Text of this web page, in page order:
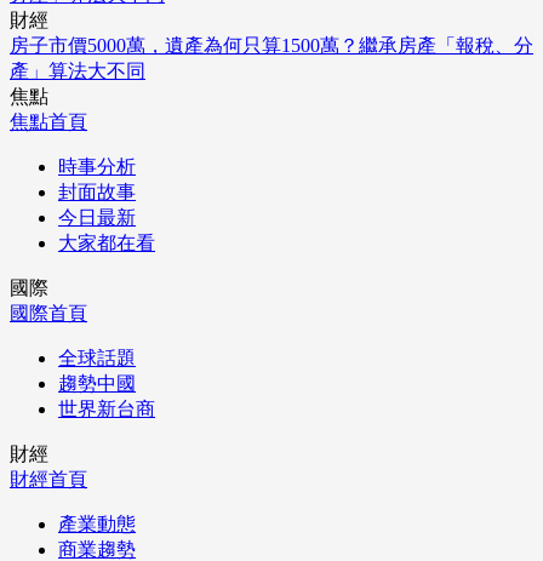
財經
房子市價5000萬，遺產為何只算1500萬？繼承房產「報稅、分
產」算法大不同
焦點
焦點首頁
時事分析
封面故事
今日最新
大家都在看
國際
國際首頁
全球話題
趨勢中國
世界新台商
財經
財經首頁
產業動態
商業趨勢